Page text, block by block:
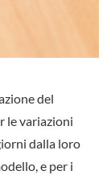
del
le variazioni
dalla loro
e per i